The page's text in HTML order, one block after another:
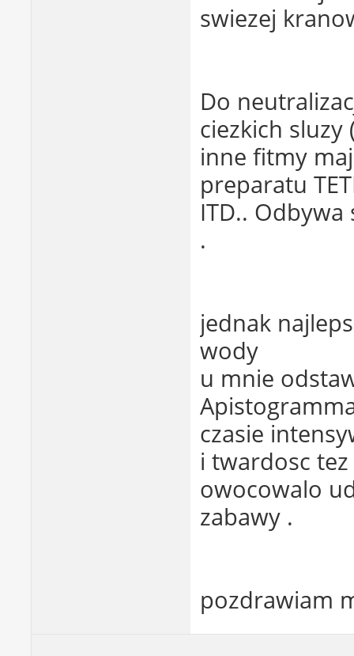
swiezej
Do
ciezkich sluzy
inne fitmy
preparatu
ITD..
.
jednak
wody
u mnie
czasie
i twardosc
owocowalo
zabawy .
pozdrawiam